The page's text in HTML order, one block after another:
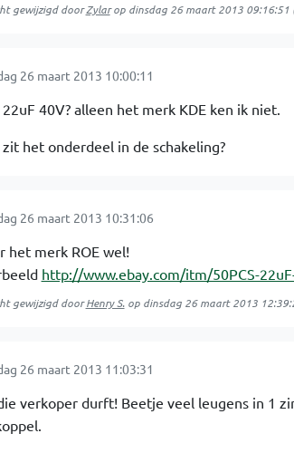
gewijzigd doorZylarop dinsdag 26 maart 2013 09:16:51
26 maart 2013 10:00:11
22uF 40V? alleen het merk KDE ken ik niet.
zit het onderdeel in de schakeling?
26 maart 2013 10:31:06
het merk ROE wel!
http://www.ebay.com/itm/50PCS-
gewijzigd doorHenry S.op dinsdag 26 maart 2013
26 maart 2013 11:03:31
verkoper durft! Beetje veel leugens in 1